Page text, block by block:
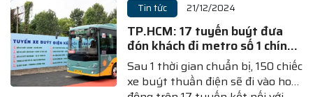
Tin tức 21/12/2024
TP.HCM: 17 tuyến buýt đưa
đón khách đi metro số 1 chính
thức hoạt động
Sau 1 thời gian chuẩn bị, 150 chiếc
xe buýt thuần điện sẽ đi vào hoạt